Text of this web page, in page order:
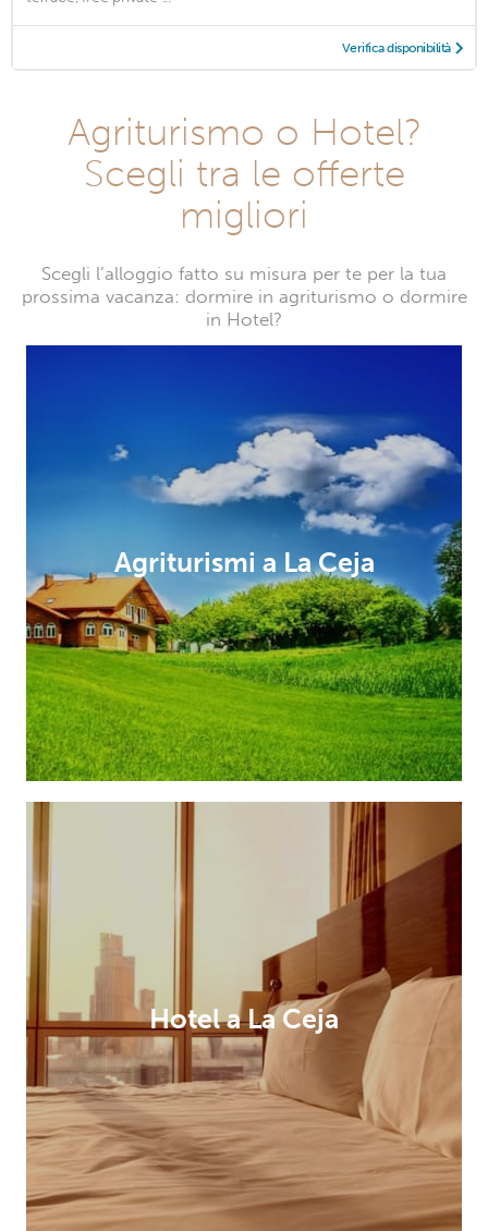
Verifica disponibilità
Agriturismo o Hotel?
Scegli tra le offerte
migliori
Scegli l’alloggio fatto su misura per te per la tua
prossima vacanza: dormire in agriturismo o dormire
in Hotel?
Agriturismi a La Ceja
Hotel a La Ceja